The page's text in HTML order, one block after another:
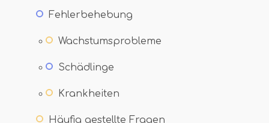
Fehlerbehebung
Wachstumsprobleme
Schädlinge
Krankheiten
Häufig gestellte Fragen